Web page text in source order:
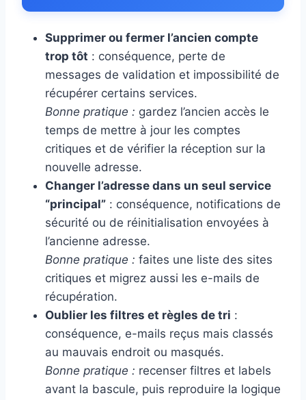
Supprimer ou fermer l’ancien compte
trop tôt : conséquence, perte de
messages de validation et impossibilité de
récupérer certains services.
Bonne pratique : gardez l’ancien accès le
temps de mettre à jour les comptes
critiques et de vérifier la réception sur la
nouvelle adresse.
Changer l’adresse dans un seul service
“principal” : conséquence, notifications de
sécurité ou de réinitialisation envoyées à
l’ancienne adresse.
Bonne pratique : faites une liste des sites
critiques et migrez aussi les e-mails de
récupération.
Oublier les filtres et règles de tri :
conséquence, e-mails reçus mais classés
au mauvais endroit ou masqués.
Bonne pratique : recenser filtres et labels
avant la bascule, puis reproduire la logique